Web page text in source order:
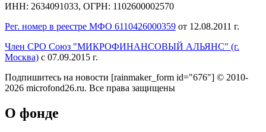
ИНН: 2634091033, ОГРН: 1102600002570
Рег. номер в реестре МФО 6110426000359 от 12.08.2011 г.
Член СРО Союз "МИКРОФИНАНСОВЫЙ АЛЬЯНС" (г.
Москва) с 07.09.2015 г.
Подпишитесь на новости [rainmaker_form id="676"] © 2010-
2026 microfond26.ru. Все права защищены
О фонде